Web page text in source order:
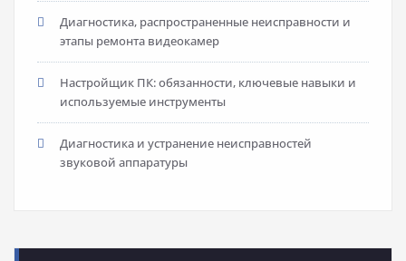
Диагностика, распространенные неисправности и
этапы ремонта видеокамер
Настройщик ПК: обязанности, ключевые навыки и
используемые инструменты
Диагностика и устранение неисправностей
звуковой аппаратуры